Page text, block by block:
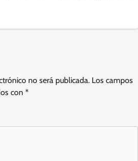
no será publicada. Los campos
con *